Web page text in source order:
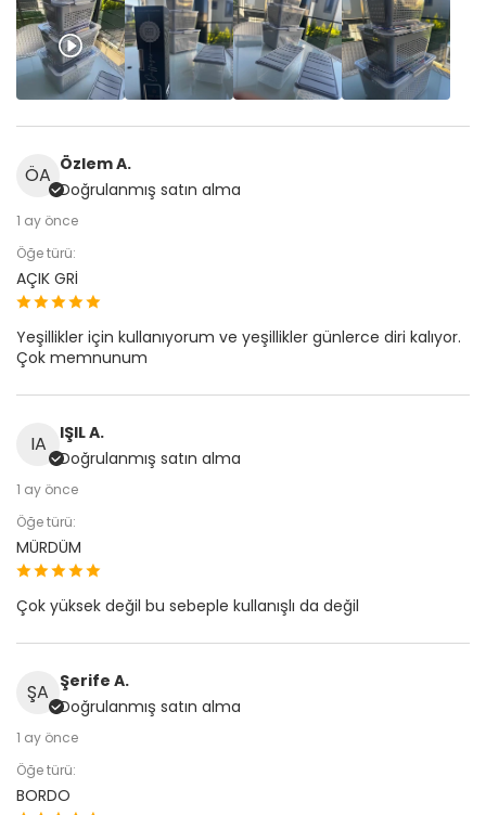
ÖA Özlem A.
Doğrulanmış satın alma
1 ay önce
Öğe türü:
AÇIK GRİ
Yeşillikler için kullanıyorum ve yeşillikler günlerce diri kalıyor.
Çok memnunum
IA
IŞIL A.
Doğrulanmış satın alma
1 ay önce
Öğe türü:
MÜRDÜM
Çok yüksek değil bu sebeple kullanışlı da değil
ŞA Şerife A.
Doğrulanmış satın alma
1 ay önce
Öğe türü:
BORDO